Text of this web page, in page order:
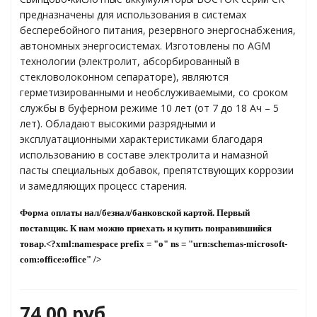
для
промышленности
предназначены для использования в системах
бесперебойного питания, резервного энергоснабжения,
автономных энергосистемах. Изготовлены по AGM
технологии (электролит, абсорбированный в
стекловолоконном сепараторе), являются
герметизированными и необслуживаемыми, со сроком
службы в буферном режиме 10 лет (от 7 до 18 Ач – 5
лет). Обладают высокими разрядными и
эксплуатационными характеристиками благодаря
использованию в составе электролита и намазной
пасты специальных добавок, препятствующих коррозии
и замедляющих процесс старения.
Форма оплаты нал/безнал/банковской картой. Первый
поставщик. К нам можно приехать и купить понравившийся
товар.<?xml:namespace prefix = "o" ns = "urn:schemas-microsoft-
com:office:office" />